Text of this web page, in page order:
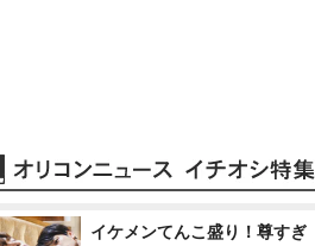
イケメンてんこ盛り！尊すぎ